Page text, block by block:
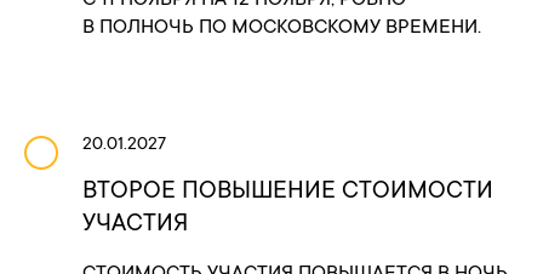
В ПОЛНОЧЬ ПО МОСКОВСКОМУ ВРЕМЕНИ.
20.01.2027
ВТОРОЕ ПОВЫШЕНИЕ СТОИМОСТИ
УЧАСТИЯ